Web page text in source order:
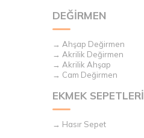
DEĞİRMEN
→ Ahşap Değirmen
→ Akrilik Değirmen
→ Akrilik Ahşap
→ Cam Değirmen
EKMEK SEPETLERİ
→ Hasır Sepet